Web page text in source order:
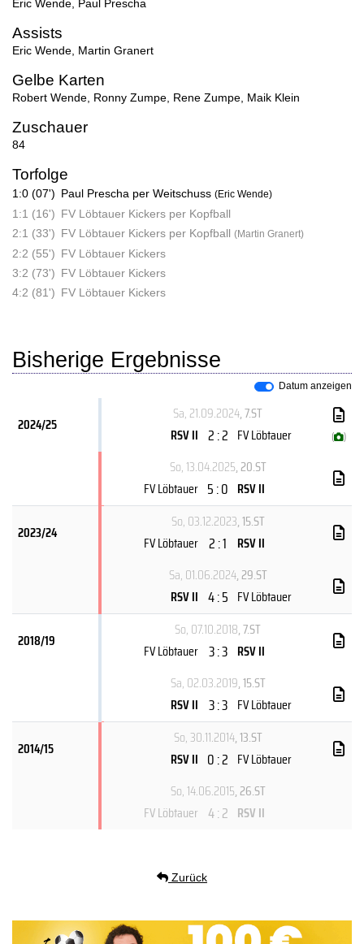
Eric Wende Paul Prescha
Assists
Eric Wende Martin Granert
Gelbe Karten
Robert Wende Ronny Zumpe Rene Zumpe Maik Klein
Zuschauer
84
Torfolge
1:0 (07') Paul Prescha per Weitschuss (Eric Wende)
1:1 (16') FV Löbtauer Kickers per Kopfball
2:1 (33') FV Löbtauer Kickers per Kopfball (Martin Granert)
2:2 (55') FV Löbtauer Kickers
3:2 (73') FV Löbtauer Kickers
4:2 (81') FV Löbtauer Kickers
Bisherige Ergebnisse
Datum anzeigen
2024/25
Sa, 21.09.2024, 7.ST
RSV II 2 : 2 FV Löbtauer ( )
So, 13.04.2025, 20.ST
FV Löbtauer 5 : 0 RSV II
2023/24
So, 03.12.2023, 15.ST
FV Löbtauer 2 : 1 RSV II
Sa, 01.06.2024, 29.ST
RSV II 4 : 5 FV Löbtauer
2018/19
So, 07.10.2018, 7.ST
FV Löbtauer 3 : 3 RSV II
Sa, 02.03.2019, 15.ST
RSV II 3 : 3 FV Löbtauer
2014/15
So, 30.11.2014, 13.ST
RSV II 0 : 2 FV Löbtauer
So, 14.06.2015, 26.ST
FV Löbtauer 4 : 2 RSV II
Zurück